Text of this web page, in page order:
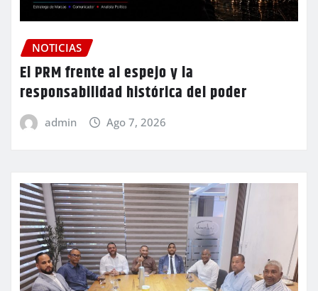
NOTICIAS
El PRM frente al espejo y la
responsabilidad histórica del poder
admin Ago 7, 2026